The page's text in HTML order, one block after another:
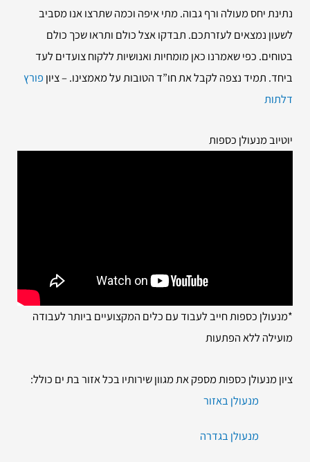
נתינת יחס מעולה ורף גבוה. מתי איפה וכמה שתרצו אנו מסביב
לשעון נמצאים לעזרתכם. תבדקו אצל כולם ותראו שכך כולם
בטוחים. כפי שאמרנו כאן מומחיות ואנושיות ללקוח צועדים לעד
ביחד. תמיד נצפה לקבל את חו”ד הטובות על מאמצינו. – ציון פורץ
דלתות
יוטיוב מנעולן כספות
*מנעולן כספות חייב לעבוד עם כלים המקצועיים ביותר לעבודה
מועילה ללא הפתעות
ציון מנעולן כספות מספק את מגוון שירותיו בכל אזור בת ים כולל:
מנעולן באזור
מנעולן בגדרה